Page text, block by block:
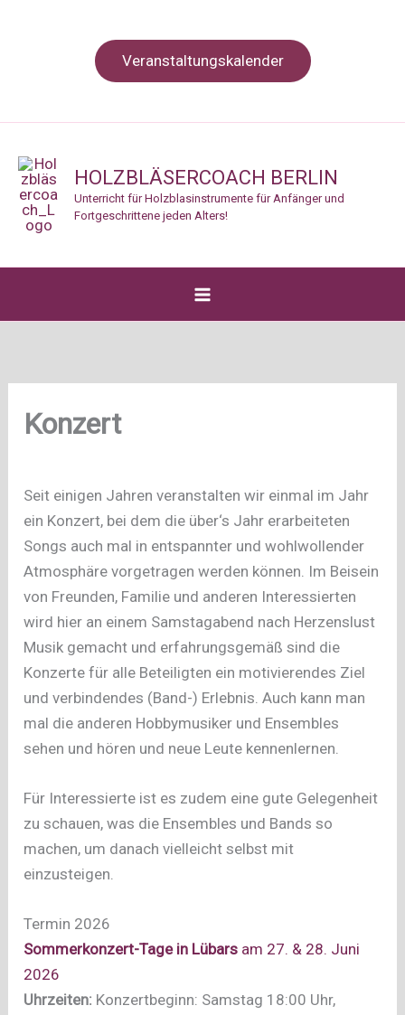
Veranstaltungskalender
HOLZBLÄSERCOACH BERLIN
Unterricht für Holzblasinstrumente für Anfänger und
Fortgeschrittene jeden Alters!
Konzert
Seit einigen Jahren veranstalten wir einmal im Jahr
ein Konzert, bei dem die über‘s Jahr erarbeiteten
Songs auch mal in entspannter und wohlwollender
Atmosphäre vorgetragen werden können. Im Beisein
von Freunden, Familie und anderen Interessierten
wird hier an einem Samstagabend nach Herzenslust
Musik gemacht und erfahrungsgemäß sind die
Konzerte für alle Beteiligten ein motivierendes Ziel
und verbindendes (Band-) Erlebnis. Auch kann man
mal die anderen Hobbymusiker und Ensembles
sehen und hören und neue Leute kennenlernen.
Für Interessierte ist es zudem eine gute Gelegenheit
zu schauen, was die Ensembles und Bands so
machen, um danach vielleicht selbst mit
einzusteigen.
Termin 2026
Sommerkonzert-Tage in Lübars am 27. & 28. Juni
2026
Uhrzeiten: Konzertbeginn: Samstag 18:00 Uhr,